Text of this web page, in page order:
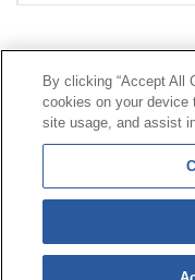
Contacto|Perfil
Línea Universal 900
Prestaciones
© Mutua Universal
Política de
Síguenos
By clicking “Accept All
cookies on your device
site usage, and assist